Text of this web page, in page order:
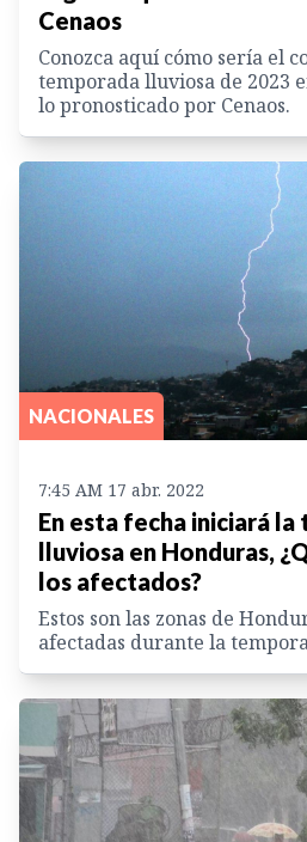
Cenaos
Conozca aquí cómo sería el
temporada lluviosa de 2023
lo pronosticado por Cenaos.
NACIONALES
7:45 AM 17 abr. 2022
En esta fecha iniciará
lluviosa en Honduras,
los afectados?
Estos son las zonas de
afectadas durante la